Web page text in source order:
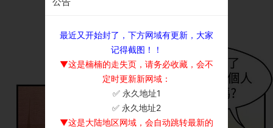
最近又开始封了，下方网域有更新，大家
记得截图！！
▼这是楠楠的走失页，请务必收藏，会不
定时更新新网域：
✅ 永久地址1
✅ 永久地址2
▼这是大陆地区网域，会自动跳转最新的